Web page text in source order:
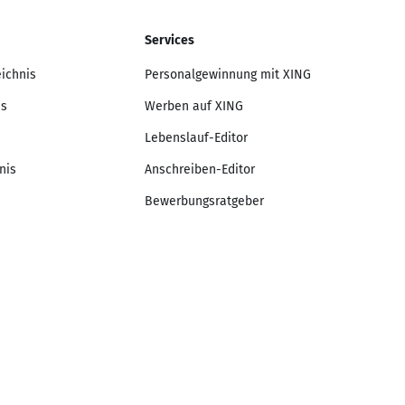
Services
Personalgewinnung mit XING
Werben auf XING
Lebenslauf-Editor
Anschreiben-Editor
Bewerbungsratgeber